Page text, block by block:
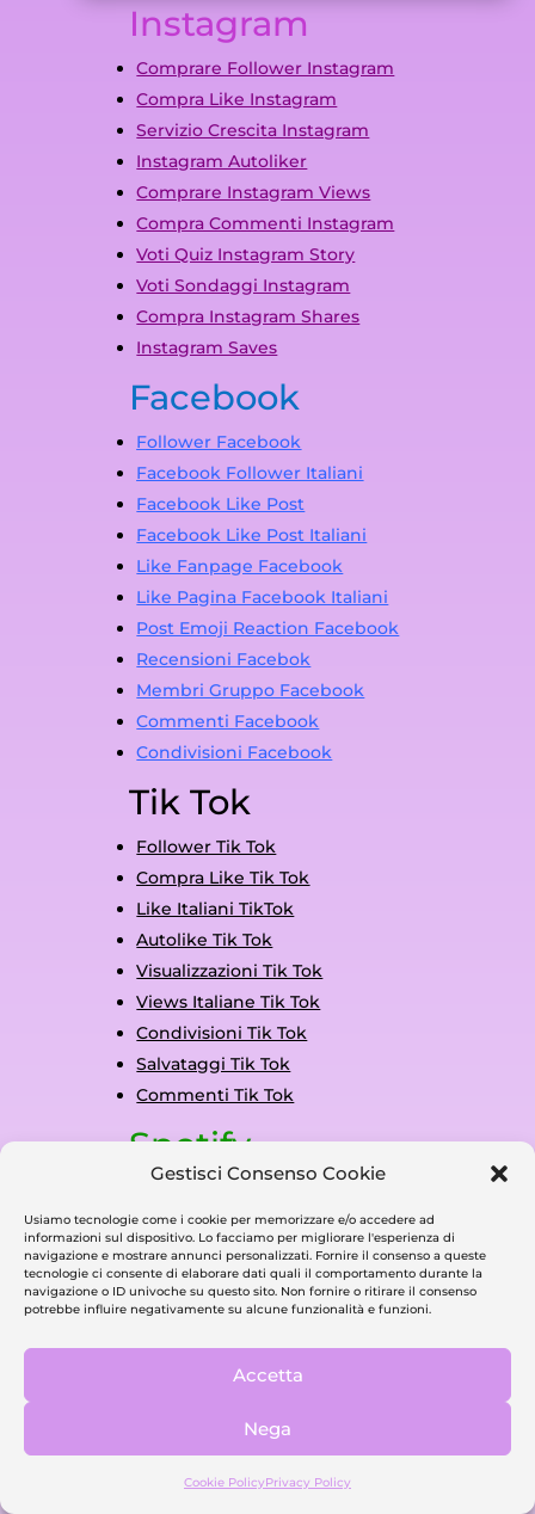
Gestisci Consenso Cookie
Usiamo tecnologie come i cookie per memorizzare e/o accedere ad
informazioni sul dispositivo. Lo facciamo per migliorare l'esperienza di
navigazione e mostrare annunci personalizzati. Fornire il consenso a queste
tecnologie ci consente di elaborare dati quali il comportamento durante la
navigazione o ID univoche su questo sito. Non fornire o ritirare il consenso
potrebbe influire negativamente su alcune funzionalità e funzioni.
Accetta
Nega
Cookie PolicyPrivacy Policy
Instagram
Comprare Follower Instagram
Compra Like Instagram
Servizio Crescita Instagram
Instagram Autoliker
Comprare Instagram Views
Compra Commenti Instagram
Voti Quiz Instagram Story
Voti Sondaggi Instagram
Compra Instagram Shares
Instagram Saves
Facebook
Follower Facebook
Facebook Follower Italiani
Facebook Like Post
Facebook Like Post Italiani
Like Fanpage Facebook
Like Pagina Facebook Italiani
Post Emoji Reaction Facebook
Recensioni Facebok
Membri Gruppo Facebook
Commenti Facebook
Condivisioni Facebook
Tik Tok
Follower Tik Tok
Compra Like Tik Tok
Like Italiani TikTok
Autolike Tik Tok
Visualizzazioni Tik Tok
Views Italiane Tik Tok
Condivisioni Tik Tok
Salvataggi Tik Tok
Commenti Tik Tok
Spotify
Spotify Playlist Plays
Spotify Follower Profilo
Follower Playlist Spotify
Spotify Album Plays
Spotify Podcast Plays
Ascoltatori Mensili Spotify
Twitch